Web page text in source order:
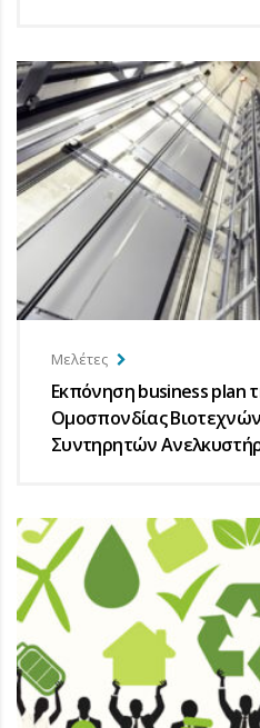
Μελέτες
Εκπόνηση business plan
Ομοσπονδίας
Συντηρητών